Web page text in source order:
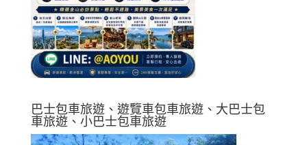
巴士包車旅遊、遊覽車包車旅遊、大巴士包
車旅遊、小巴士包車旅遊